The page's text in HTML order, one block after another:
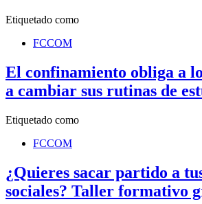
Etiquetado como
FCCOM
El confinamiento obliga a
a cambiar sus rutinas de
Etiquetado como
FCCOM
¿Quieres sacar partido a
sociales? Taller formativo